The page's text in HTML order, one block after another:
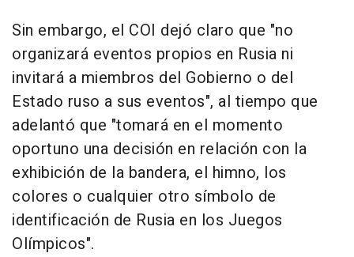
Sin embargo, el COI dejó claro que "no
organizará eventos propios en Rusia ni
invitará a miembros del Gobierno o del
Estado ruso a sus eventos", al tiempo que
adelantó que "tomará en el momento
oportuno una decisión en relación con la
exhibición de la bandera, el himno, los
colores o cualquier otro símbolo de
identificación de Rusia en los Juegos
Olímpicos".